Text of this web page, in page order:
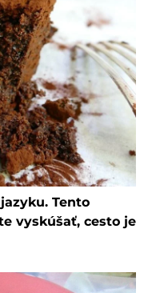
Tento
vyskúšať, cesto je